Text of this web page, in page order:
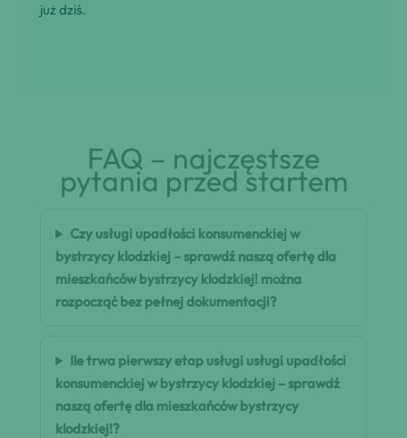
już dziś.
FAQ – najczęstsze
pytania przed startem
Czy usługi upadłości konsumenckiej w
bystrzycy klodzkiej – sprawdź naszą ofertę dla
mieszkańców bystrzycy klodzkiej! można
rozpocząć bez pełnej dokumentacji?
Ile trwa pierwszy etap usługi usługi upadłości
konsumenckiej w bystrzycy klodzkiej – sprawdź
naszą ofertę dla mieszkańców bystrzycy
klodzkiej!?